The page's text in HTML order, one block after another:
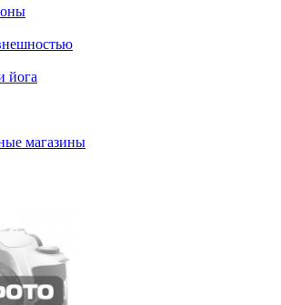
йога
магазины